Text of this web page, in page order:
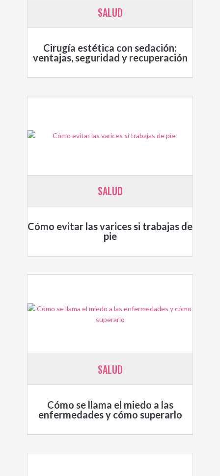
SALUD
Cirugía estética con sedación:
ventajas, seguridad y recuperación
SALUD
Cómo evitar las varices si trabajas de
pie
SALUD
Cómo se llama el miedo a las
enfermedades y cómo superarlo